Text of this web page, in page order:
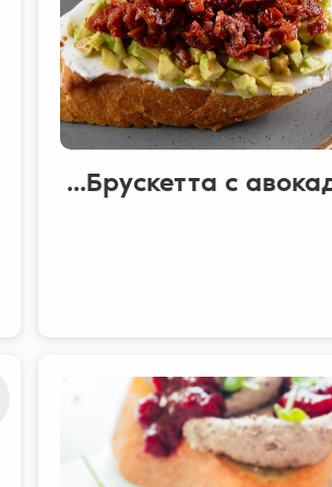
Брускетта с